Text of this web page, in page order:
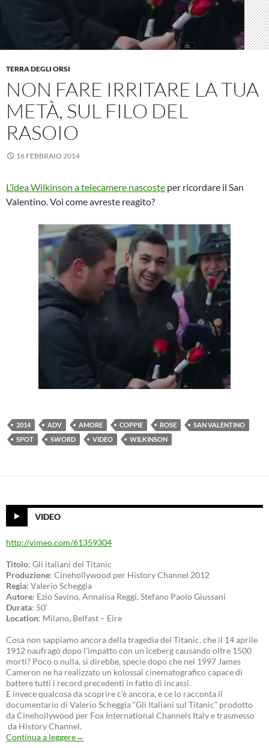
TERRA DEGLI ORSI
NON FARE IRRITARE LA TUA
METÀ, SUL FILO DEL
RASOIO
16 FEBBRAIO 2014
L’idea Wilkinson a telecamere nascoste per ricordare il San
Valentino. Voi come avreste reagito?
2014 ADV AMORE COPPIE ROSE
SAN VALENTINO
SPOT
SWORD VIDEO WILKINSON
VIDEO
http://vimeo.com/61359304
Titolo: Gli italiani del Titanic
Produzione: Cinehollywood per History Channel 2012
Regia: Valerio Scheggia
Autore: Ezio Savino, Annalisa Reggi, Stefano Paolo Giussani
Durata: 50′
Location: Milano, Belfast – Eire
Cosa non sappiamo ancora della tragedia del Titanic, che il 14 aprile
1912 naufragò dopo l’impatto con un iceberg causando oltre 1500
morti? Poco o nulla, si direbbe, specie dopo che nel 1997 James
Cameron ne ha realizzato un kolossal cinematografico capace di
battere tutti i record precedenti in fatto di incassi.
E invece qualcosa da scoprire c’è ancora, e ce lo racconta il
documentario di Valerio Scheggia “Gli Italiani sul Titanic” prodotto
da Cinehollywood per Fox International Channels Italy e trasmesso
da History Channel.
Continua a leggere→